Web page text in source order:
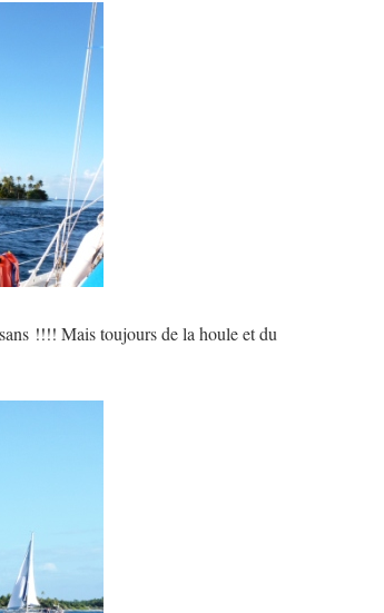
!!!! Mais toujours de la houle et du